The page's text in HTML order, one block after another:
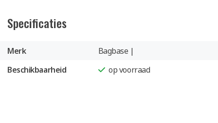
Specificaties
Merk
Bagbase |
Beschikbaarheid
op voorraad